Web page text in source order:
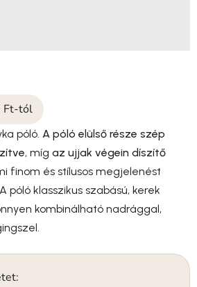
Ft-tól
póló. A póló elülső része szép
, míg az ujjak végein díszítő
finom és stílusos megjelenést
póló klasszikus szabású, kerek
kombinálható nadrággal,